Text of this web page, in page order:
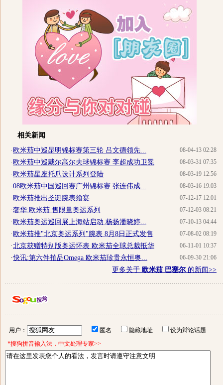
相关新闻
08-04-13 02:28
·欧米茄中巡昆明锦标赛第三轮 吕文德领先...
08-03-31 07:35
·欧米茄中巡戴尔高尔夫球锦标赛 李超成功卫冕
08-03-19 12:56
·欧米茄星座托爪设计系列登陆
08-03-16 19:03
·08欧米茄中国巡回赛广州锦标赛 张连伟成...
07-12-17 12:01
·欧米茄推出圣诞腕表飨宴
07-12-03 08:21
·奢华:欧米茄 售限量奥运系列
07-10-13 04:44
·欧米茄奥运巡回展上海站启动 杨扬潘晓婷...
07-08-02 08:19
·欧米茄推"北京奥运系列"腕表 8月8日正式发售
06-11-01 10:37
·北京获赠特别版奥运怀表 欧米茄全球总裁抵华
06-09-30 21:06
·快讯:第六件拍品Omega 欧米茄珍贵永恒奥...
更多关于 欧米茄 巴塞尔 的新闻>>
用户： 匿名 隐藏地址
设为辩论话题
*搜狗拼音输入法，中文处理专家>>